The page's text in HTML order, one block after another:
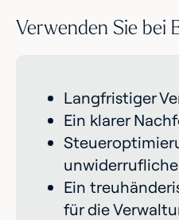
Verwenden Sie bei
Langfristiger
Ein klarer
Ein
für die